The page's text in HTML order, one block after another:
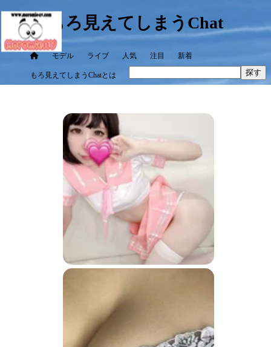
もろ見えてしまうChat
モデル ライブ 人気 注目 新着
もろ見えてしまうChatとは 探す